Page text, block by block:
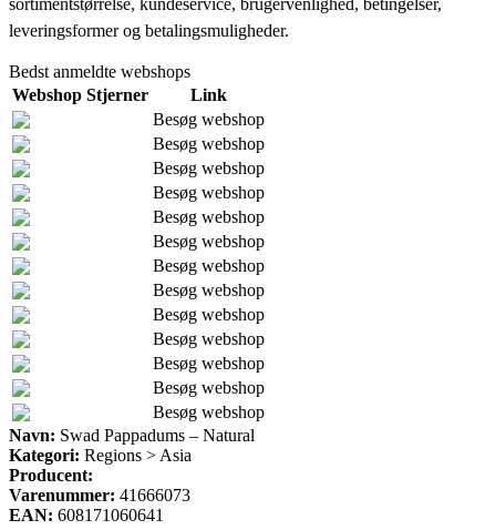
leveringsformer og betalingsmuligheder.
Bedst anmeldte webshops
Webshop Stjerner
Link
Besøg webshop
Besøg webshop
Besøg webshop
Besøg webshop
Besøg webshop
Besøg webshop
Besøg webshop
Besøg webshop
Besøg webshop
Besøg webshop
Besøg webshop
Besøg webshop
Besøg webshop
Navn: Swad Pappadums – Natural
Kategori: Regions > Asia
Producent:
Varenummer: 41666073
EAN: 608171060641